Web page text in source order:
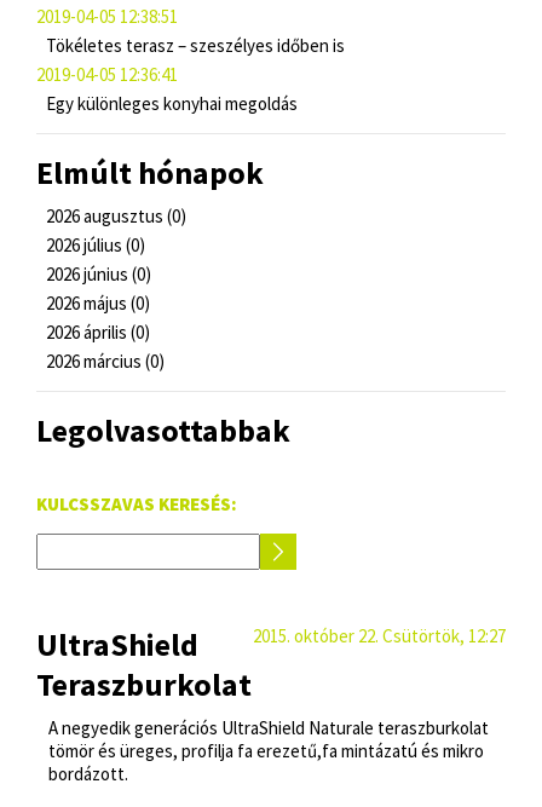
2019-04-05 12:38:51
Tökéletes terasz – szeszélyes időben is
2019-04-05 12:36:41
Egy különleges konyhai megoldás
Elmúlt hónapok
2026 augusztus (0)
2026 július (0)
2026 június (0)
2026 május (0)
2026 április (0)
2026 március (0)
Legolvasottabbak
KULCSSZAVAS KERESÉS:
UltraShield
Teraszburkolat
2015. október 22. Csütörtök, 12:27
A negyedik generációs UltraShield Naturale teraszburkolat
tömör és üreges, profilja fa erezetű,fa mintázatú és mikro
bordázott.